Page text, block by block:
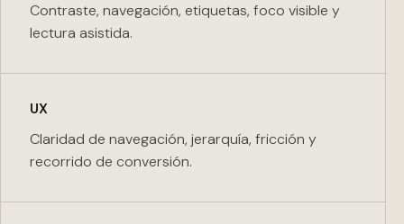
Contraste, navegación, etiquetas, foco visible y
lectura asistida.
UX
Claridad de navegación, jerarquía, fricción y
recorrido de conversión.